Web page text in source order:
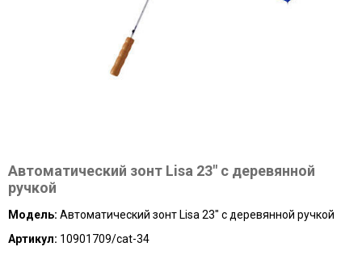
Автоматический зонт Lisa 23" с деревянной
ручкой
Модель: Автоматический зонт Lisa 23" с деревянной ручкой
Артикул: 10901709/cat-34